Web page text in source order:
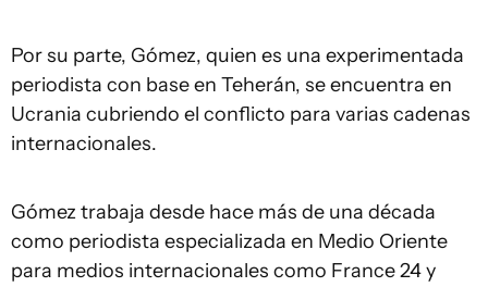
Por su parte, Gómez, quien es una experimentada
periodista con base en Teherán, se encuentra en
Ucrania cubriendo el conflicto para varias cadenas
internacionales.
Gómez trabaja desde hace más de una década
como periodista especializada en Medio Oriente
para medios internacionales como France 24 y